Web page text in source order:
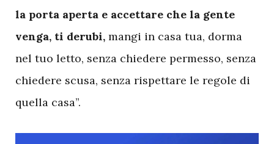
la porta aperta e accettare che la gente
venga, ti derubi, mangi in casa tua, dorma
nel tuo letto, senza chiedere permesso, senza
chiedere scusa, senza rispettare le regole di
quella casa”.